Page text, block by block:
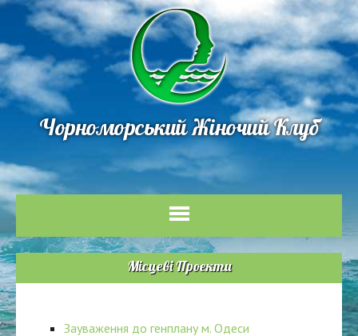
Чорноморський Жіночий Клуб
Місцеві Проекти
Зауваження до генплану м. Одеси